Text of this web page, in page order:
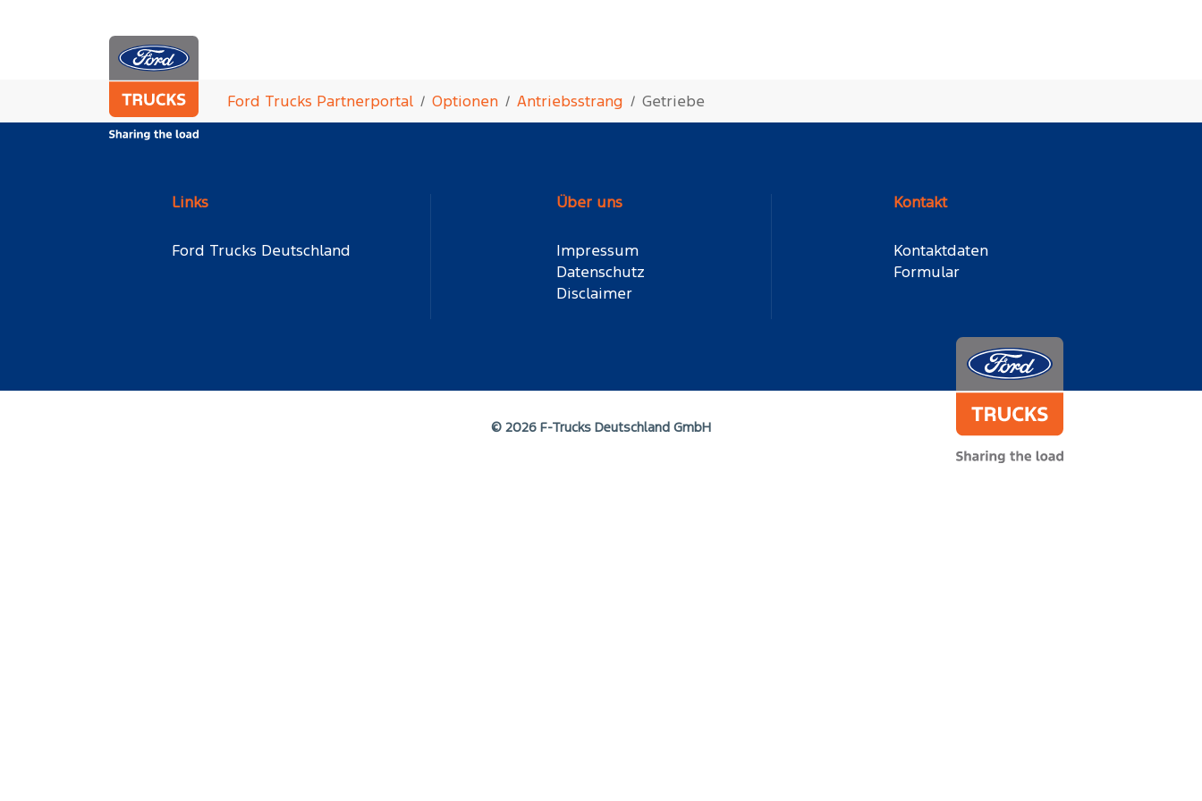
Zum Hauptinhalt springen
Sie sind hier:
Ford Trucks Partnerportal Optionen Antriebsstrang Getriebe
Links
Ford Trucks Deutschland
Über uns
Impressum
Datenschutz
Disclaimer
Kontakt
Kontaktdaten
Formular
© 2026 F-Trucks Deutschland GmbH